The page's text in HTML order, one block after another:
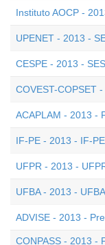
Instituto AOCP -
UPENET - 2013 -
CESPE - 2013 -
COVEST-COPSET
ACAPLAM - 2013 -
IF-PE - 2013 - IF-
UFPR - 2013 -
UFBA - 2013 -
ADVISE - 2013 -
CONPASS - 2013 -